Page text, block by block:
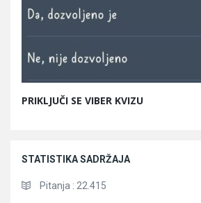
PRIKLJUČI SE VIBER KVIZU
STATISTIKA SADRŽAJA
Pitanja : 22.415